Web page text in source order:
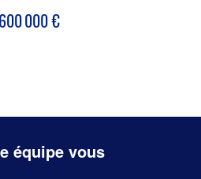
000€
équipe vous